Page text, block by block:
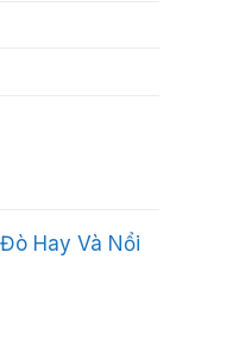
Hay Và Nổi